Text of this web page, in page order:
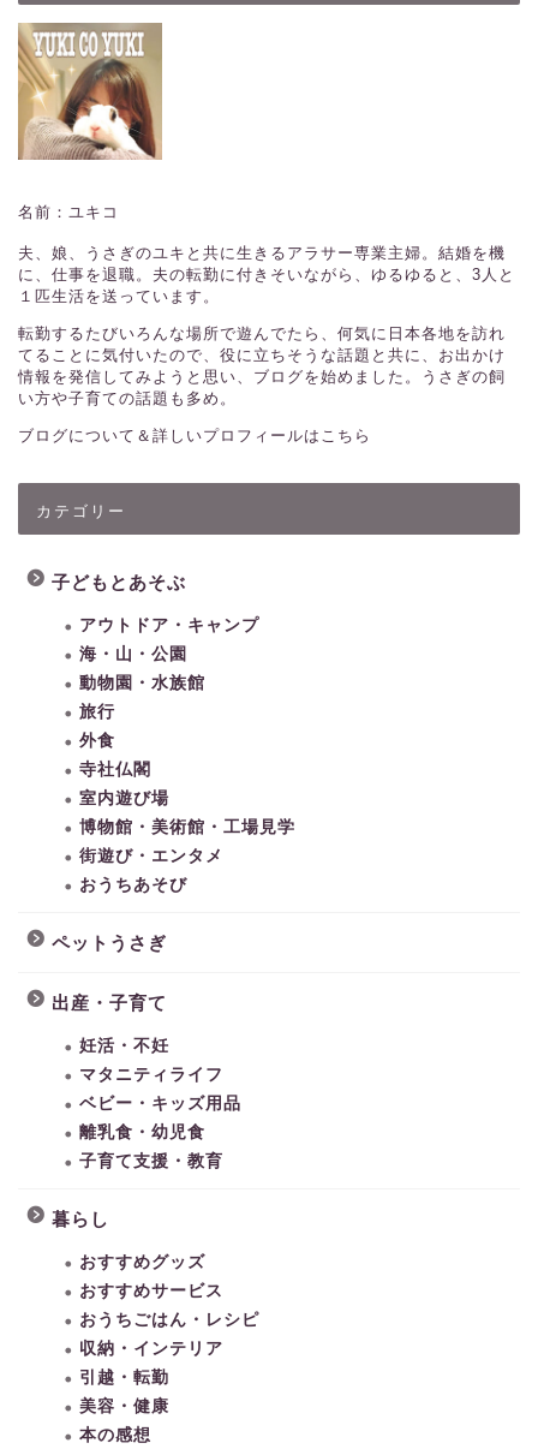
名前：ユキコ
夫、娘、うさぎのユキと共に生きるアラサー専業主婦。結婚を機
に、仕事を退職。夫の転勤に付きそいながら、ゆるゆると、3人と
１匹生活を送っています。
転勤するたびいろんな場所で遊んでたら、何気に日本各地を訪れ
てることに気付いたので、役に立ちそうな話題と共に、お出かけ
情報を発信してみようと思い、ブログを始めました。うさぎの飼
い方や子育ての話題も多め。
ブログについて＆詳しいプロフィールはこちら
カテゴリー
子どもとあそぶ
アウトドア・キャンプ
海・山・公園
動物園・水族館
旅行
外食
寺社仏閣
室内遊び場
博物館・美術館・工場見学
街遊び・エンタメ
おうちあそび
ペットうさぎ
出産・子育て
妊活・不妊
マタニティライフ
ベビー・キッズ用品
離乳食・幼児食
子育て支援・教育
暮らし
おすすめグッズ
おすすめサービス
おうちごはん・レシピ
収納・インテリア
引越・転勤
美容・健康
本の感想